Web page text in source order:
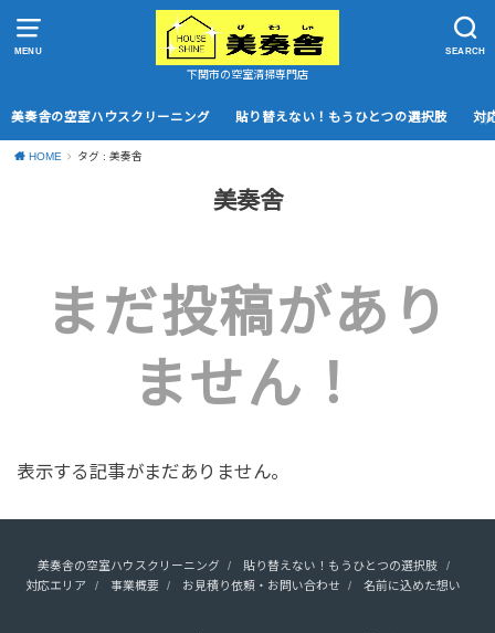
MENU SEARCH
下関市の空室清掃専門店
美奏舎の空室ハウスクリーニング 貼り替えない！もうひとつの選択肢 対
HOME タグ : 美奏舎
美奏舎
まだ投稿があり
ません！
表示する記事がまだありません。
美奏舎の空室ハウスクリーニング
貼り替えない！もうひとつの選択肢
対応エリア
事業概要 お見積り依頼・お問い合わせ 名前に込めた想い